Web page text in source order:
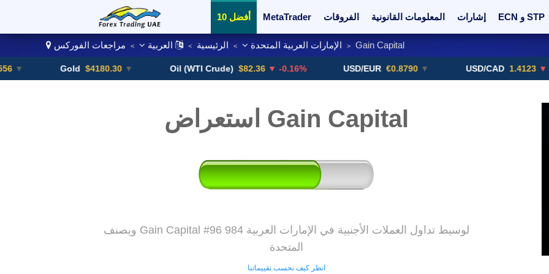
أفضل 10 MetaTrader الفروقات المعلومات القانونية إشارات ECN و STP
أزواج العملات الترقيات بورصة العملات المشفرة
الإمارات العربية المتحدة > الرئيسية > العربية > مراجعات الفوركس > Gain Capital
$4180.30 ▼ Oil (WTI Crude) $82.36 ▼ -0.16% USD/EUR €0.8790 ▼ USD/CAD 1.4123 ▼ -0.01%
استعراض Gain Capital
ويصنف Gain Capital #96 984 لوسيط تداول العملات الأجنبية في الإمارات العربية
المتحدة
انظر كيف نحسب تقييماتنا